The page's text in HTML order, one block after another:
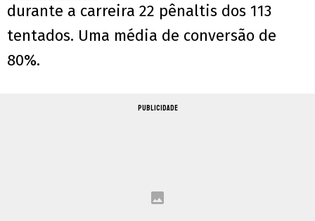
durante a carreira 22 pênaltis dos 113
tentados. Uma média de conversão de
80%.
PUBLICIDADE